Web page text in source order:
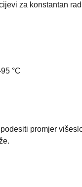
za konstantan
°C
promjer